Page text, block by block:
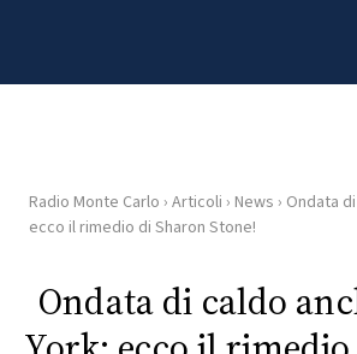
HOME
RADIO
Radio Monte Carlo › Articoli › News › Ondata
ecco il rimedio di Sharon Stone!
Ondata di caldo